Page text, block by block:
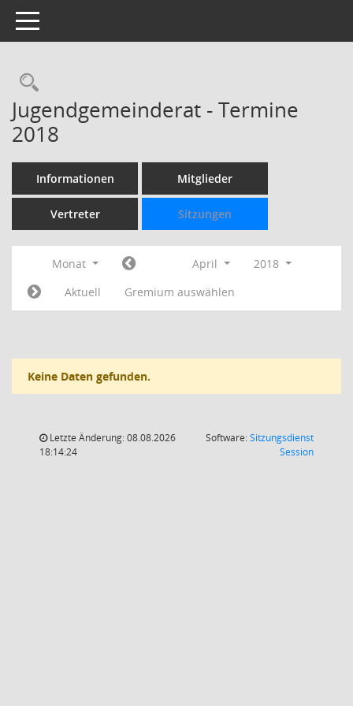
Toggle navigation
Rechercheauswahl
Jugendgemeinderat - Termine
2018
Informationen Mitglieder
Vertreter Sitzungen
Monat April
2018
Aktuell
Gremium auswählen
Keine Daten gefunden.
Letzte Änderung: 08.08.2026
18:14:24
Software:Sitzungsdienst
Session(Wird in